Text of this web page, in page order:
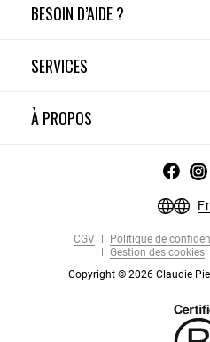
BESOIN D’AIDE ?
SERVICES
À PROPOS
CGV Politique de
Gestion des cookies
Copyright © 2026 Claudie